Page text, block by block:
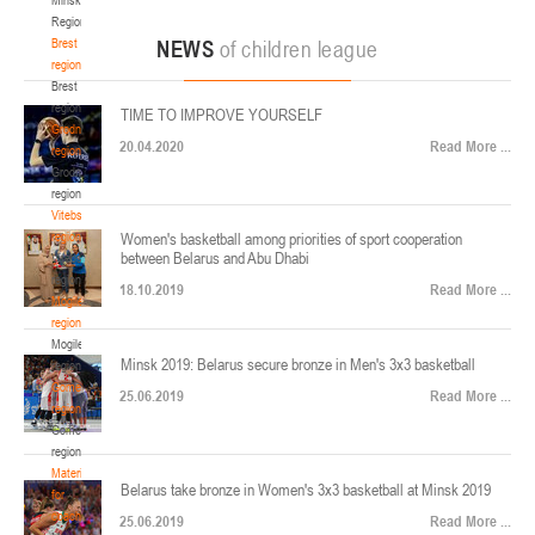
Region
Brest
region
Brest
region
Grodno
region
Grodno
region
Vitebsk
region
Vitebsk
region
Mogilev
region
Mogilev
region
Gomel
region
Gomel
region
Materials
for
coaches
ул. Ленинградская, 4
Минск
Финал четырех – юноши 2014-2015 гг.р., Дивизион 2, 22-24 апреля 2026 г., г.
Минск, ул. Стадионная, 3
U-12, девушки
V тур – девушки 2014-2015 гг.р., Дивизион 1, 17-19 апреля 2026 г., г. Гомель,
ул. Б.Хмельницкого, 118а
Минск
Финал 4-х – девушки 2010-2011 гг.р., Дивизион 2, 14-16 апреля 2026 г., г.
Минск, ул. Стадионная, 3
NEWS of children league
TIME TO IMPROVE YOURSELF
20.04.2020 Read More ...
Women's basketball among priorities of sport cooperation
between Belarus and Abu Dhabi
18.10.2019 Read More ...
Minsk 2019: Belarus secure bronze in Men's 3x3 basketball
25.06.2019 Read More ...
Belarus take bronze in Women's 3x3 basketball at Minsk 2019
25.06.2019 Read More ...